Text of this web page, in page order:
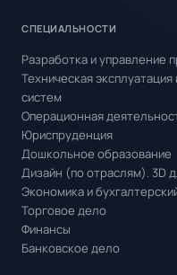
СПЕЦИАЛЬНОСТИ
Разработка и управление
Техническая
систем
Операционная
Юриспруденция
Дошкольное образование
Дизайн (по отраслям). 3D
Экономика и
Торговое дело
Финансы
Банковское дело